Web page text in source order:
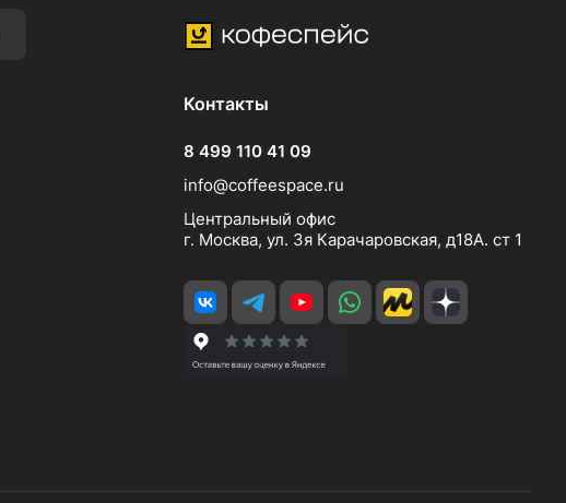
Контакты
8 499 110 41 09
info@coffeespace.ru
Центральный офис
г. Москва, ул. 3я Карачаровская, д18А. ст 1